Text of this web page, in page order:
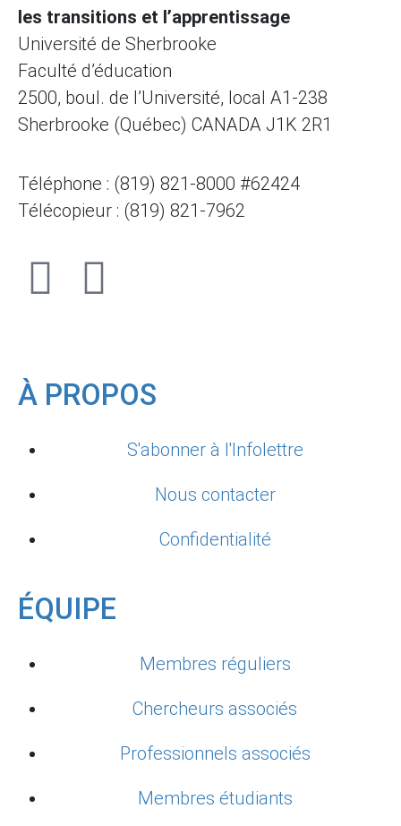
les transitions et l’apprentissage
Université de Sherbrooke
Faculté d’éducation
2500, boul. de l’Université, local A1-238
Sherbrooke (Québec) CANADA J1K 2R1
Téléphone : (819) 821-8000 #62424
Télécopieur : (819) 821-7962
À PROPOS
S'abonner à l'Infolettre
Nous contacter
Confidentialité
ÉQUIPE
Membres réguliers
Chercheurs associés
Professionnels associés
Membres étudiants